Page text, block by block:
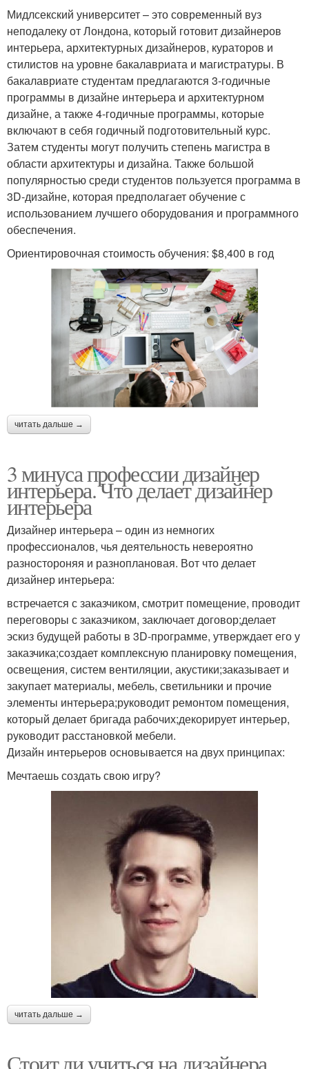
Мидлсекский университет – это современный вуз
неподалеку от Лондона, который готовит дизайнеров
интерьера, архитектурных дизайнеров, кураторов и
стилистов на уровне бакалавриата и магистратуры. В
бакалавриате студентам предлагаются 3-годичные
программы в дизайне интерьера и архитектурном
дизайне, а также 4-годичные программы, которые
включают в себя годичный подготовительный курс.
Затем студенты могут получить степень магистра в
области архитектуры и дизайна. Также большой
популярностью среди студентов пользуется программа в
3D-дизайне, которая предполагает обучение с
использованием лучшего оборудования и программного
обеспечения.
Ориентировочная стоимость обучения: $8,400 в год
читать дальше →
3 минуса профессии дизайнер
интерьера. Что делает дизайнер
интерьера
Дизайнер интерьера – один из немногих
профессионалов, чья деятельность невероятно
разностороняя и разноплановая. Вот что делает
дизайнер интерьера:
встречается с заказчиком, смотрит помещение, проводит
переговоры с заказчиком, заключает договор;делает
эскиз будущей работы в 3D-программе, утверждает его у
заказчика;создает комплексную планировку помещения,
освещения, систем вентиляции, акустики;заказывает и
закупает материалы, мебель, светильники и прочие
элементы интерьера;руководит ремонтом помещения,
который делает бригада рабочих;декорирует интерьер,
руководит расстановкой мебели.
Дизайн интерьеров основывается на двух принципах:
Мечтаешь создать свою игру?
читать дальше →
Стоит ли учиться на дизайнера